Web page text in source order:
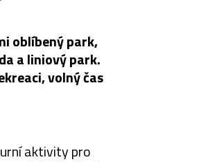
oblíbený park,
a liniový park.
volný čas
aktivity pro